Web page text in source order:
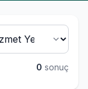
0 sonuç